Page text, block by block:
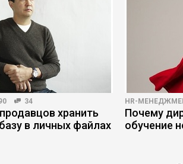
34
хранить
в личных файлах
HR-
Почему
обучение